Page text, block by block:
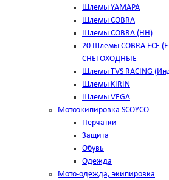
Шлемы YAMAPA
Шлемы COBRA
Шлемы COBRA (HH)
20 Шлемы COBRA ECE
СНЕГОХОДНЫЕ
Шлемы TVS RACING
Шлемы KIRIN
Шлемы VEGA
Мотоэкипировка SCOYCO
Перчатки
Защита
Обувь
Одежда
Мото-одежда, экипировка